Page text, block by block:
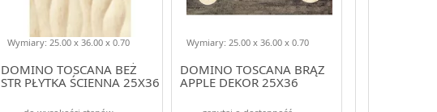
DOMINO TOSCANA BEŻ
STR PŁYTKA ŚCIENNA 25X36
Wymiary: 25.00 x 36.00 x 0.70
DOMINO TOSCANA BRĄZ
APPLE DEKOR 25X36
Wymiary: 25.00 x 36.00 x 0.70